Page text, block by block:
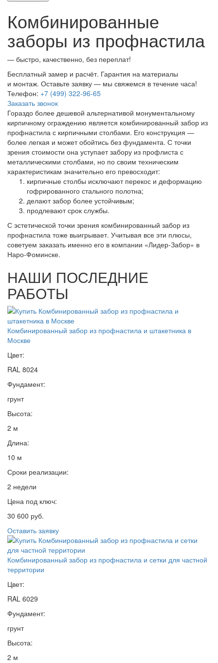
Комбинированные
заборы из профнастила
— быстро, качественно, без переплат!
Бесплатный замер и расчёт. Гарантия на материалы
и монтаж. Оставьте заявку — мы свяжемся в течение часа!
Телефон: +7 (499) 322-96-65
Заказать звонок
Гораздо более дешевой альтернативой монументальному
кирпичному ограждению является комбинированный забор из
профнастила с кирпичными столбами. Его конструкция —
более легкая и может обойтись без фундамента. С точки
зрения стоимости она уступает забору из профлиста с
металлическими столбами, но по своим техническим
характеристикам значительно его превосходит:
кирпичные столбы исключают перекос и деформацию
гофрированного стального полотна;
делают забор более устойчивым;
продлевают срок службы.
С эстетической точки зрения комбинированный забор из
профнастила тоже выигрывает. Учитывая все эти плюсы,
советуем заказать именно его в компании «Лидер-Забор» в
Наро-Фоминске.
НАШИ ПОСЛЕДНИЕ
РАБОТЫ
Комбинированный забор из профнастила и штакетника в
Москве
Цвет:
RAL 8024
Фундамент:
грунт
Высота:
2 м
Длина:
10 м
Сроки реализации:
2 недели
Цена под ключ:
30 600 руб.
Оставить заявку
Комбинированный забор из профнастила и сетки для частной
территории
Цвет:
RAL 6029
Фундамент:
грунт
Высота:
2 м